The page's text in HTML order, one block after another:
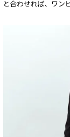
と合わせれば、ワン